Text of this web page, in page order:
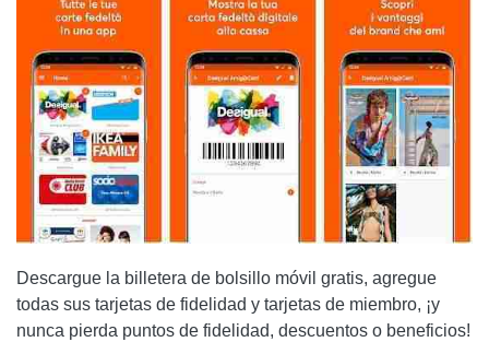
Descargue la billetera de bolsillo móvil gratis, agregue
todas sus tarjetas de fidelidad y tarjetas de miembro, ¡y
nunca pierda puntos de fidelidad, descuentos o beneficios!